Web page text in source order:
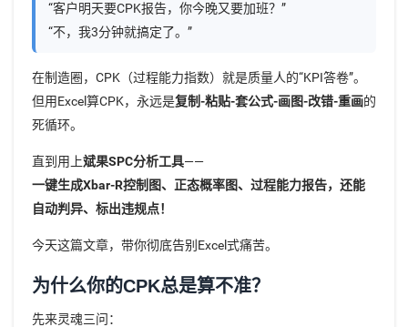
“客户明天要CPK报告，你今晚又要加班？”
“不，我3分钟就搞定了。”
在制造圈，CPK（过程能力指数）就是质量人的“KPI答卷”。
但用Excel算CPK，永远是复制-粘贴-套公式-画图-改错-重画的
死循环。
直到用上斌果SPC分析工具——
一键生成Xbar-R控制图、正态概率图、过程能力报告，还能
自动判异、标出违规点！
今天这篇文章，带你彻底告别Excel式痛苦。
为什么你的CPK总是算不准？
先来灵魂三问：